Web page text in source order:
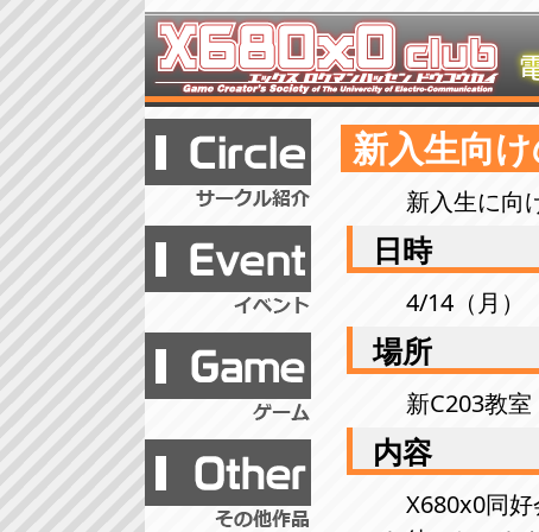
新入生向
新入生に向
日時
4/14（月）
場所
新C203教
内容
X680x0同